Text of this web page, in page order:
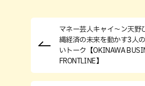
マネー芸人キャイ～ン天野
縄経済の未来を動かす3人
いトーク【OKINAWA
FRONTLINE】